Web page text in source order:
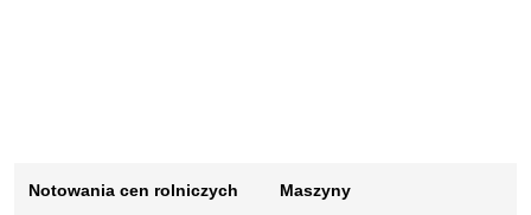
Notowania cen rolniczych
Maszyny